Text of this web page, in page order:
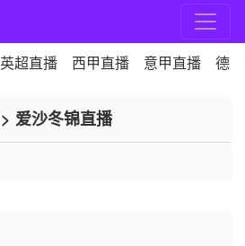
英超直播 西甲直播 意甲直播 德
> 爱沙冬锦直播